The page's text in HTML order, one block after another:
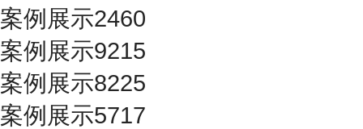
案例展示2460
案例展示9215
案例展示8225
案例展示5717